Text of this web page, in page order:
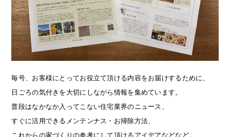
毎号、お客様にとってお役立て頂ける内容をお届けするために、
日ごろの気付きを大切にしながら情報を集めています。
普段はなかなか入ってこない住宅業界のニュース、
すぐに活用できるメンテンナス・お掃除方法、
これからの家づくりの参考にして頂けるアイデアなどなど。